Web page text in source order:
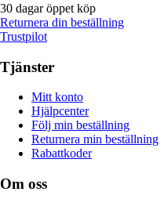
30 dagar öppet köp
Returnera din beställning
Trustpilot
Tjänster
Mitt konto
Hjälpcenter
Följ min beställning
Returnera min beställning
Rabattkoder
Om oss